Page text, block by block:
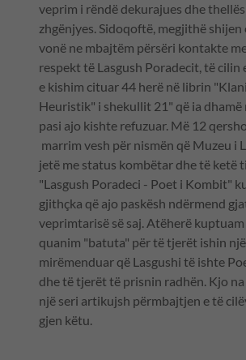
veprim i rëndë dekurajues dhe
zhgënjyes. Sidoqoftë, megjithë shijen
vonë ne mbajtëm përsëri kontakte
respekt të Lasgush Poradecit, të cilin
e kishim cituar 44 herë në librin
Heuristik" i shekullit 21" që ia dhamë
pasi ajo kishte refuzuar. Më 12
marrim vesh për nismën që Muzeu i
jetë me status kombëtar dhe të ketë
"Lasgush Poradeci - Poet i Kombit"
gjithçka që ajo paskësh ndërmend
veprimtarisë së saj. Atëherë kuptuam
quanim "batuta" për të tjerët ishin
mirëmenduar që Lasgushi të ishte
dhe të tjerët të prisnin radhën. Kjo
një seri artikujsh përmbajtjen e të
gjen këtu.